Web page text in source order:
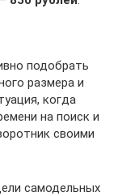
подобрать
размера и
когда
на поиск и
своими
самодельных